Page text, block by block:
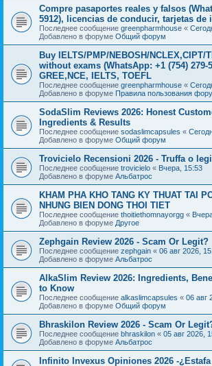
Compre pasaportes reales y falsos
5912), licencias de conducir, tarjetas
Последнее сообщение greenpharmhouse «
Добавлено в форуме Общий форум
Buy IELTS/PMP/NEBOSH/NCLEX,CIPT/
without exams (WhatsApp: +1 (754) 279-
GREE,NCE, IELTS, TOEFL
Последнее сообщение greenpharmhouse «
Добавлено в форуме Правила пользования
SodaSlim Reviews 2026: Honest
Ingredients & Results
Последнее сообщение sodaslimcapsules «
Добавлено в форуме Общий форум
Trovicielo Recensioni 2026 - Truffa o
Последнее сообщение trovicielo « Вчера, 15:53
Добавлено в форуме Альбатрос
KHAM PHA KHO TANG KY THUAT TAI
NHUNG BIEN DONG THOI TIET
Последнее сообщение thoitiethomnayorgg «
Добавлено в форуме Другое
Zephgain Review 2026 - Scam Or Legit?
Последнее сообщение zephgain « 06 авг 2026,
Добавлено в форуме Альбатрос
AlkaSlim Review 2026: Ingredients,
to Know
Последнее сообщение alkaslimcapsules « 06 авг
Добавлено в форуме Общий форум
Bhraskilon Review 2026 - Scam Or
Последнее сообщение bhraskilon « 05 авг 2026,
Добавлено в форуме Альбатрос
Infinito Invexus Opiniones 2026 -